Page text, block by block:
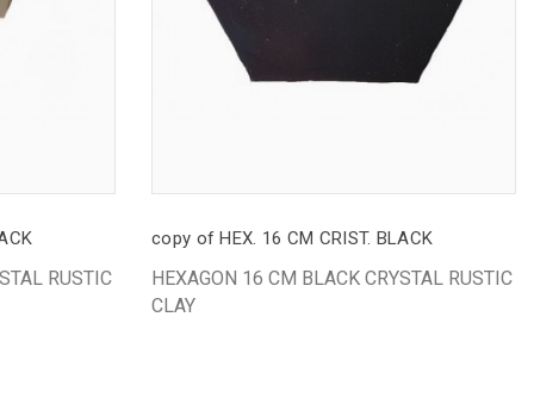
RUSTIC
copy of HEX. 16 CM CRIST. BLACK
HEXAGON 16 CM BLACK CRYSTAL RUSTIC
CLAY